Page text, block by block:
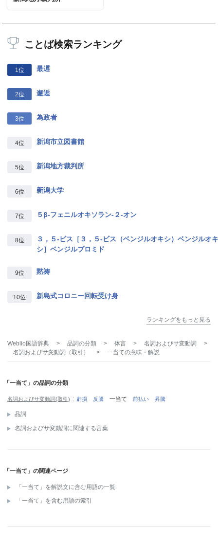
ことば検索ランキング
1位 最遅
2位 邂逅
3位 為政者
4位 新潟市立図書館
5位 新潟地方裁判所
6位 新潟大学
7位 ５β‐フェニルオキソラン‐２‐オン
8位
３，５‐ビス［３，５‐ビス（ベンジルオキシ）ベンジルオキ
シ］ベンジルブロミド
9位 黙祷
10位 新島式コロニー回転受け身
ランキングをもっと見る
Weblio国語辞典 > 品詞の分類 > 体言 > 名詞およびサ変動詞
>
名詞およびサ変動詞（取引）
> 一当ての意味・解説
「一当て」の品詞の分類
名詞およびサ変動詞(取引) 虧損 反騰 一当て 前払い 昇騰
品詞
名詞およびサ変動詞に関連する言葉
「一当て」の関連ページ
「一当て」を解説文に含む用語の一覧
「一当て」を含む用語の索引